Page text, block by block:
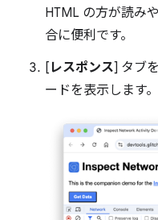
HTML の方が読み
合に便利です。
[ レスポンス] タブ
ードを表示します。